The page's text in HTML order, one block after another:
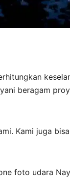
beragam
Kami juga
foto udara